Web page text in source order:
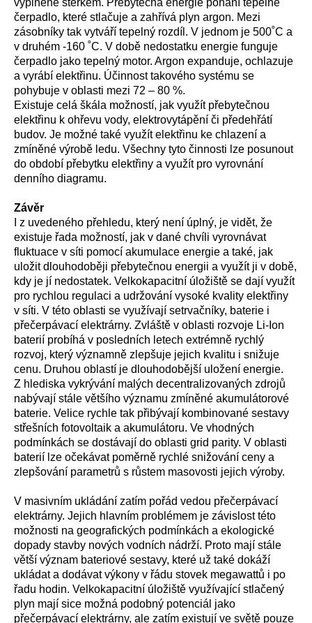
čerpadlo, které stlačuje a zahřívá plyn argon. Mezi
zásobníky tak vytváří tepelný rozdíl. V jednom je 500˚C a
v druhém -160 ˚C. V době nedostatku energie funguje
čerpadlo jako tepelný motor. Argon expanduje, ochlazuje
a vyrábí elektřinu. Účinnost takového systému se
pohybuje v oblasti mezi 72 – 80 %.
Existuje celá škála možností, jak využít přebytečnou
elektřinu k ohřevu vody, elektrovytápění či předehřátí
budov. Je možné také využít elektřinu ke chlazení a
zmíněné výrobě ledu. Všechny tyto činnosti lze posunout
do období přebytku elektřiny a využít pro vyrovnání
denního diagramu.
Závěr
I z uvedeného přehledu, který není úplný, je vidět, že
existuje řada možností, jak v dané chvíli vyrovnávat
fluktuace v síti pomocí akumulace energie a také, jak
uložit dlouhodoběji přebytečnou energii a využít ji v době,
kdy je jí nedostatek. Velkokapacitní úložiště se dají využít
pro rychlou regulaci a udržování vysoké kvality elektřiny
v síti. V této oblasti se využívají setrvačníky, baterie i
přečerpávací elektrárny. Zvláště v oblasti rozvoje Li-Ion
baterií probíhá v posledních letech extrémně rychlý
rozvoj, který významně zlepšuje jejich kvalitu i snižuje
cenu. Druhou oblastí je dlouhodobější uložení energie.
Z hlediska vykrývání malých decentralizovaných zdrojů
nabývají stále většího významu zmíněné akumulátorové
baterie. Velice rychle tak přibývají kombinované sestavy
střešních fotovoltaik a akumulátoru. Ve vhodných
podmínkách se dostávají do oblasti grid parity. V oblasti
baterií lze očekávat poměrně rychlé snižování ceny a
zlepšování parametrů s růstem masovosti jejich výroby.
V masivním ukládání zatím pořád vedou přečerpávací
elektrárny. Jejich hlavním problémem je závislost této
možnosti na geografických podmínkách a ekologické
dopady stavby nových vodních nádrží. Proto mají stále
větší význam bateriové sestavy, které už také dokáží
ukládat a dodávat výkony v řádu stovek megawattů i po
řadu hodin. Velkokapacitní úložiště využívající stlačený
plyn mají sice možná podobný potenciál jako
přečerpávací elektrárny, ale zatím existují ve světě pouze